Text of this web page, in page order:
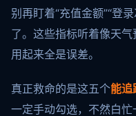
别再盯着“充值金额”“登
了。这些指标听着像天
用起来全是误差。
真正救命的是这五个能追
一定手动勾选，不然白忙